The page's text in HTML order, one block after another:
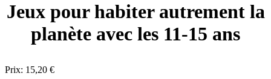
Jeux pour habiter autrement la
planète avec les 11-15 ans
Prix: 15,20 €